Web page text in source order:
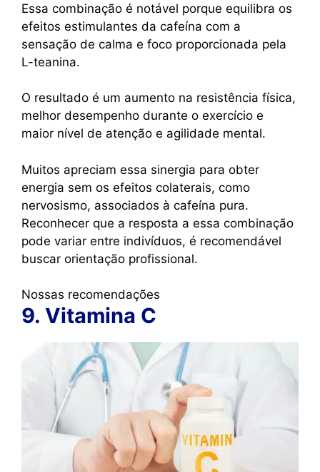
Essa combinação é notável porque equilibra os
efeitos estimulantes da cafeína com a
sensação de calma e foco proporcionada pela
L-teanina.
O resultado é um aumento na resistência física,
melhor desempenho durante o exercício e
maior nível de atenção e agilidade mental.
Muitos apreciam essa sinergia para obter
energia sem os efeitos colaterais, como
nervosismo, associados à cafeína pura.
Reconhecer que a resposta a essa combinação
pode variar entre indivíduos, é recomendável
buscar orientação profissional.
Nossas recomendações
9. Vitamina C